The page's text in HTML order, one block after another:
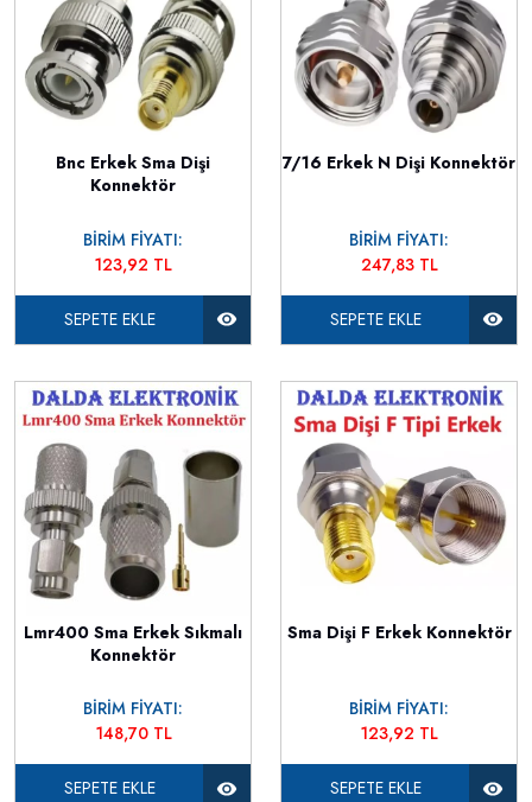
Bnc Erkek Sma Dişi
Konnektör
BİRİM FİYATI:
123,92 TL
SEPETE EKLE
7/16 Erkek N Dişi Konnektör
BİRİM FİYATI:
247,83 TL
SEPETE EKLE
Lmr400 Sma Erkek Sıkmalı
Konnektör
BİRİM FİYATI:
148,70 TL
SEPETE EKLE
Sma Dişi F Erkek Konnektör
BİRİM FİYATI:
123,92 TL
SEPETE EKLE